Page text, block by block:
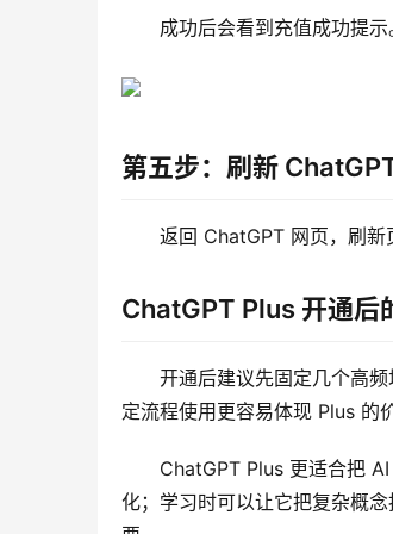
成功后会看到充值成功提示
第五步：刷新
返回 ChatGPT 网页，刷新
ChatGPT Plus 开通后
开通后建议先固定几个高
定流程使用更容易体现 Plus 的价
ChatGPT Plus 更适合把
化；学习时可以让它把复杂概